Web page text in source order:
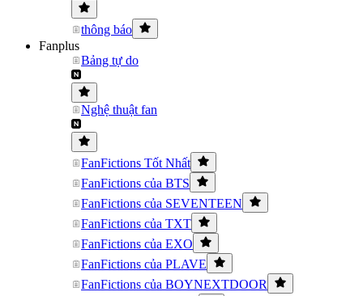
thông báo
Fanplus
Bảng tự do
Nghệ thuật fan
FanFictions Tốt Nhất
FanFictions của BTS
FanFictions của SEVENTEEN
FanFictions của TXT
FanFictions của EXO
FanFictions của PLAVE
FanFictions của BOYNEXTDOOR